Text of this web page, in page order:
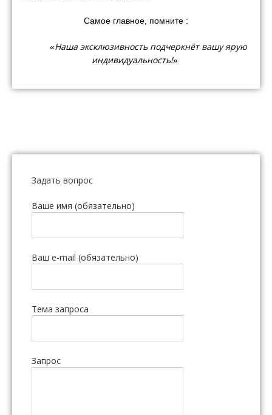
Самое главное, помните :
«Наша эксклюзивность подчеркнёт вашу ярую
индивидуальность!»
Задать вопрос
Ваше имя (обязательно)
Ваш e-mail (обязательно)
Тема запроса
Запрос